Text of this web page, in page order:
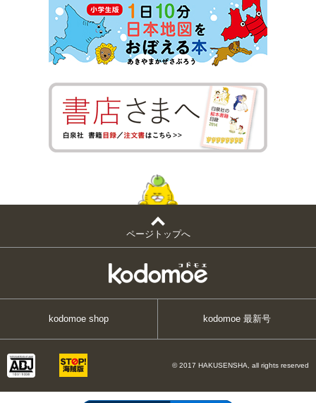
ページトップへ
kodomoe shop kodomoe 最新号
© 2017 HAKUSENSHA, all rights reserved